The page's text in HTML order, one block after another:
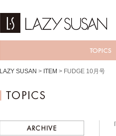
LAZY SUSAN > ITEM > FUDGE 10月号